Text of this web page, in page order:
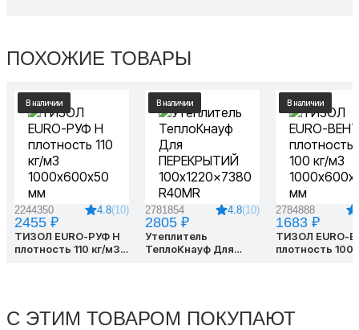
ПОХОЖИЕ ТОВАРЫ
В наличии
2244350 4.8(10)
2455 ₽
ТИЗОЛ EURO-РУФ Н
плотность 110 кг/м3
В наличии
2781854 4.8(10)
2805 ₽
Утеплитель
ТеплоКнауф Для
В наличии
2784888
1683 ₽
ТИЗОЛ EURO-
плотность 100
С ЭТИМ ТОВАРОМ ПОКУПАЮТ